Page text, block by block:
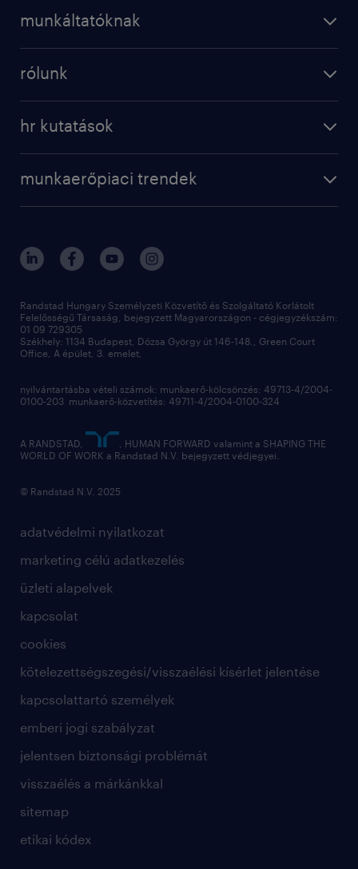
munkáltatóknak
rólunk
hr kutatások
munkaerőpiaci trendek
adatvédelmi nyilatkozat
marketing célú adatkezelés
üzleti alapelvek
kapcsolat
cookies
kötelezettségszegési/visszaélési kísérlet jelentése
kapcsolattartó személyek
emberi jogi szabályzat
jelentsen biztonsági problémát
visszaélés a márkánkkal
sitemap
etikai kódex
Randstad Hungary Személyzeti Közvetítő és Szolgáltató Korlátolt
Felelősségű Társaság, bejegyzett Magyarországon - cégjegyzékszám:
01 09 729305
Székhely: 1134 Budapest, Dózsa György út 146-148., Green Court
Office, A épület, 3. emelet,
nyilvántartásba vételi számok: munkaerő-kölcsönzés: 49713-4/2004-
0100-203 munkaerő-közvetítés: 49711-4/2004-0100-324
A RANDSTAD,
, HUMAN FORWARD valamint a SHAPING THE
WORLD OF WORK a Randstad N.V. bejegyzett védjegyei.
© Randstad N.V. 2025